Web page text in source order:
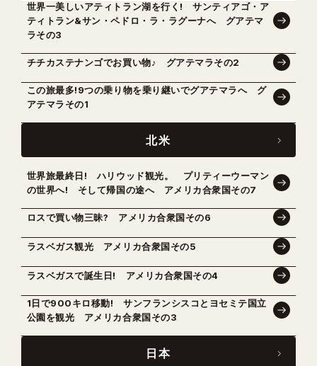
世界一美しいアティトラン湖を行く! サンティアゴ・ア
ティトラン&サン・ペドロ・ラ・ラグーナへ グアテマ
ラその3
チチカステナンゴでお買い物♪ グアテマラその2
この旅最多!9つの乗り物を乗り継いでグアテマラへ グ
アテマラその1
北米
世界旅最終日! ハリウッド観光。 プリティーウーマン
の世界へ! そして帰国の途へ アメリカ合衆国その7
ロスで買い物三昧? アメリカ合衆国その6
ラスベガス観光 アメリカ合衆国その5
ラスベガスで誕生日! アメリカ合衆国その4
1日で900キロ移動! サンフランシスコとヨセミテ国立
公園を観光 アメリカ合衆国その3
日本